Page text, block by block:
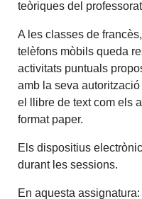
teòriques del
A les classes de
telèfons mòbils queda
activitats puntuals
amb la seva
el llibre de text com els
format paper.
Els dispositius
durant les sessions.
En aquesta assignatura: